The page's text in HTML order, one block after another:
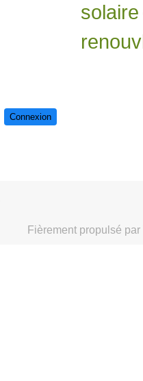
Connexion
solaire
Fièrement propulsé par